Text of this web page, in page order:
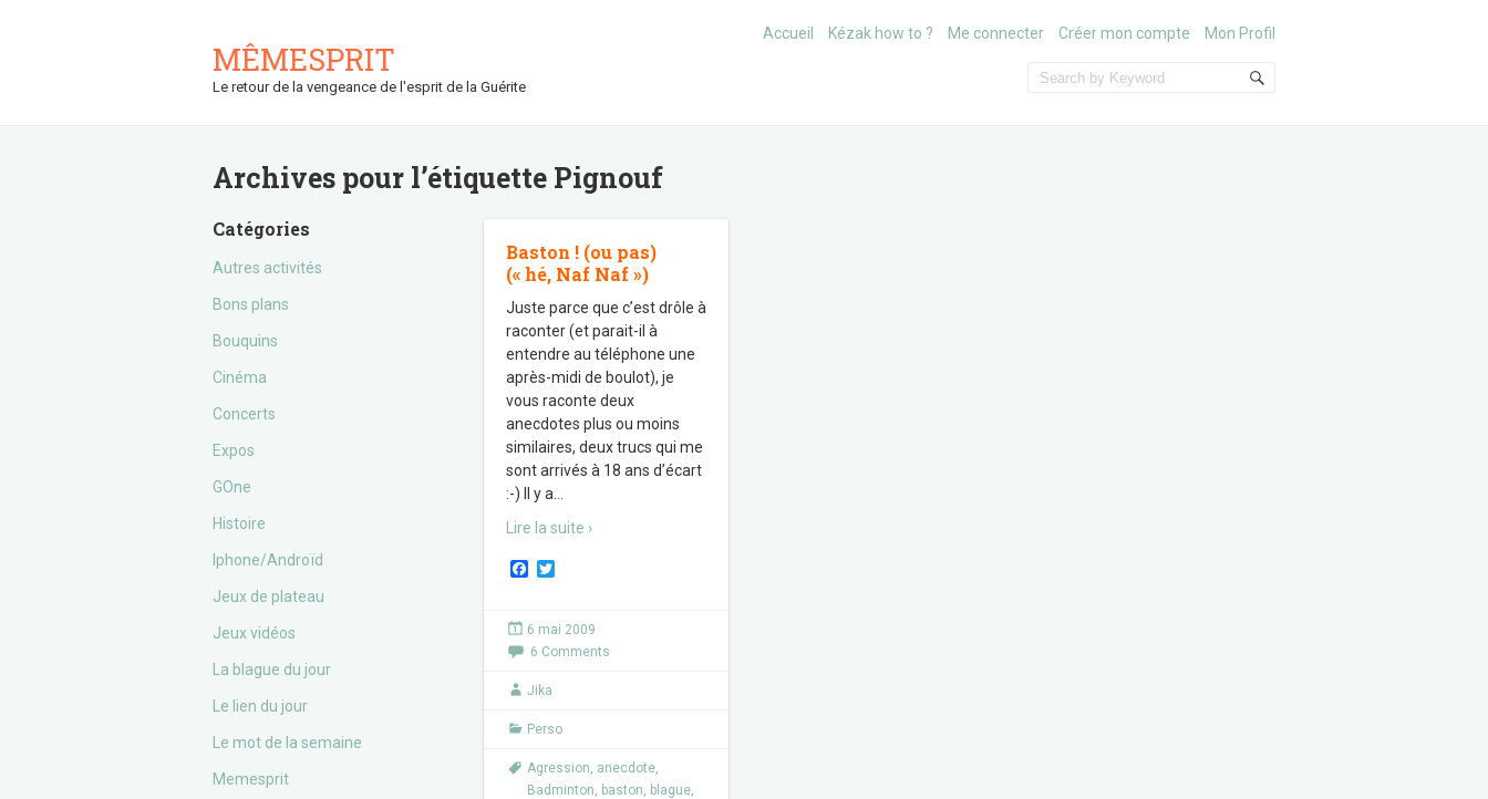
MÊMESPRIT
Le retour de la vengeance de l'esprit de la Guérite
Accueil Kézak how to ? Me connecter Créer mon compte Mon Profil
Archives pour l’étiquette Pignouf
Catégories
Autres activités
Bons plans
Bouquins
Cinéma
Concerts
Expos
GOne
Histoire
Iphone/Androïd
Jeux de plateau
Jeux vidéos
La blague du jour
Le lien du jour
Le mot de la semaine
Memesprit
Baston ! (ou pas)
(« hé, Naf Naf »)
Juste parce que c’est drôle à
raconter (et parait-il à
entendre au téléphone une
après-midi de boulot), je
vous raconte deux
anecdotes plus ou moins
similaires, deux trucs qui me
sont arrivés à 18 ans d’écart
:-) Il y a
Lire la suite ›
F
e
b
o
k
t
t
e
6 mai 2009
6 Comments
Jika
Perso
Agression, anecdote,
Badminton, baston, blague,